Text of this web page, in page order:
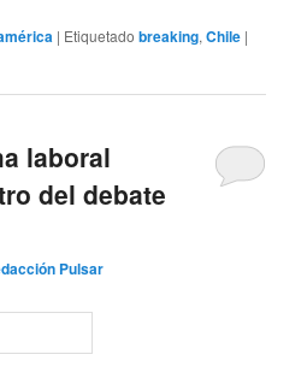
| Etiquetado breaking,Chile |
laboral
del debate
Pulsar